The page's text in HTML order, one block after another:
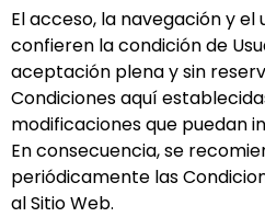
El acceso, la navegación y el
confieren la condición de
aceptación plena y sin
Condiciones aquí
modificaciones que puedan
En consecuencia, se
periódicamente las
al Sitio Web.